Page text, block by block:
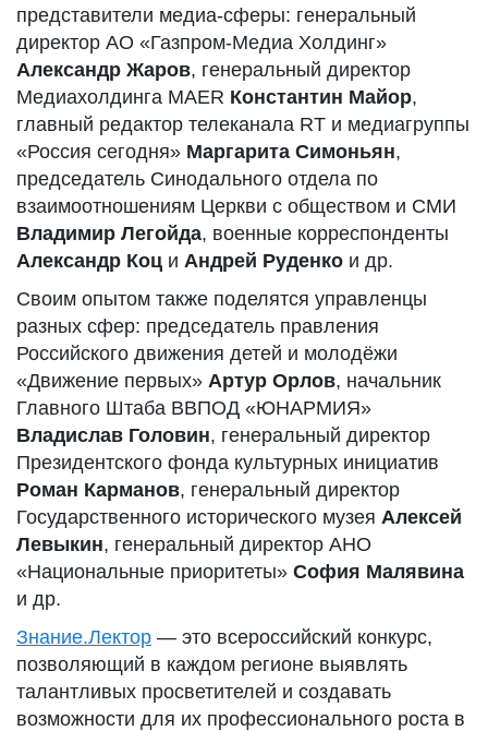
представители медиа-сферы: генеральный
директор АО «Газпром-Медиа Холдинг»
Александр Жаров, генеральный директор
Медиахолдинга MAER Константин Майор,
главный редактор телеканала RT и медиагруппы
«Россия сегодня» Маргарита Симоньян,
председатель Синодального отдела по
взаимоотношениям Церкви с обществом и СМИ
Владимир Легойда, военные корреспонденты
Александр Коц и Андрей Руденко и др.
Своим опытом также поделятся управленцы
разных сфер: председатель правления
Российского движения детей и молодёжи
«Движение первых» Артур Орлов, начальник
Главного Штаба ВВПОД «ЮНАРМИЯ»
Владислав Головин, генеральный директор
Президентского фонда культурных инициатив
Роман Карманов, генеральный директор
Государственного исторического музея Алексей
Левыкин, генеральный директор АНО
«Национальные приоритеты» София Малявина
и др.
Знание.Лектор — это всероссийский конкурс,
позволяющий в каждом регионе выявлять
талантливых просветителей и создавать
возможности для их профессионального роста в